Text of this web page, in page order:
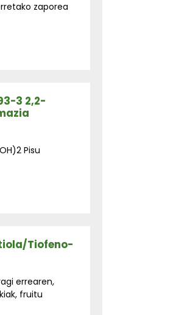
zaporea
3 2,2-
Pisu
Tiofeno-
errearen,
fruitu